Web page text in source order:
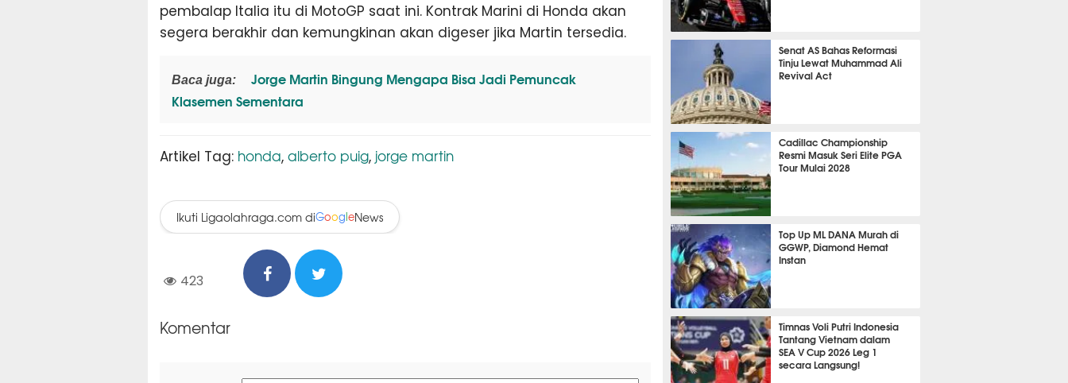
pembalap Italia itu di MotoGP saat ini. Kontrak Marini di Honda akan
segera berakhir dan kemungkinan akan digeser jika Martin tersedia.
Baca juga:
Jorge Martin Bingung Mengapa Bisa Jadi Pemuncak
Klasemen Sementara
Artikel Tag: honda, alberto puig, jorge martin
Ikuti Ligaolahraga.com diGoogleNews
423
Komentar
F1
Senat AS Bahas Reformasi
Tinju Lewat Muhammad Ali
Revival Act
TINJU
Cadillac Championship
Resmi Masuk Seri Elite PGA
Tour Mulai 2028
GOLF
Top Up ML DANA Murah di
GGWP, Diamond Hemat
Instan
ESPORTS
Timnas Voli Putri Indonesia
Tantang Vietnam dalam
SEA V Cup 2026 Leg 1
secara Langsung!